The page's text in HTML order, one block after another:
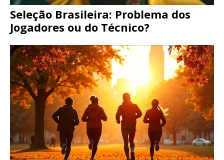
Seleção Brasileira: Problema dos
Jogadores ou do Técnico?